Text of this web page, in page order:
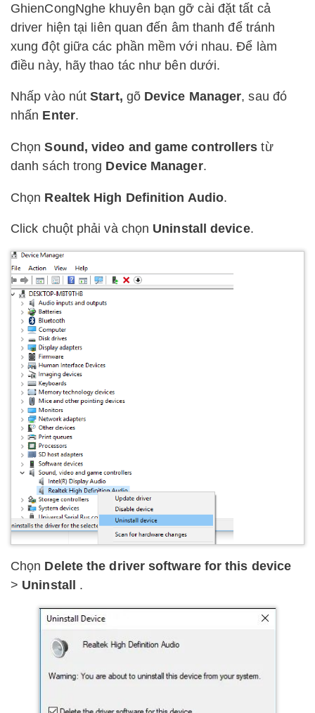
GhienCongNghe khuyên bạn gỡ cài đặt tất cả
driver hiện tại liên quan đến âm thanh để tránh
xung đột giữa các phần mềm với nhau. Để làm
điều này, hãy thao tác như bên dưới.
Nhấp vào nútStart, gõ Device Manager, sau đó
nhấn Enter.
Chọn Sound, video and game controllers từ
danh sách trong Device Manager.
Chọn Realtek High Definition Audio.
Click chuột phải và chọn Uninstall device.
Chọn Delete the driver software for this device
> Uninstall .